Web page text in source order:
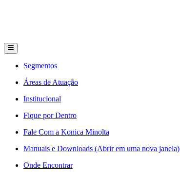
Segmentos
Áreas de Atuação
Institucional
Fique por Dentro
Fale Com a Konica Minolta
Manuais e Downloads (Abrir em uma nova janela)
Onde Encontrar